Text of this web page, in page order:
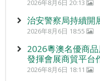
2026年8月6日 20:13
治安警察局持續開
2026年8月6日 18:55
2026粵澳名優商
發揮會展商貿平台
2026年8月6日 18:11